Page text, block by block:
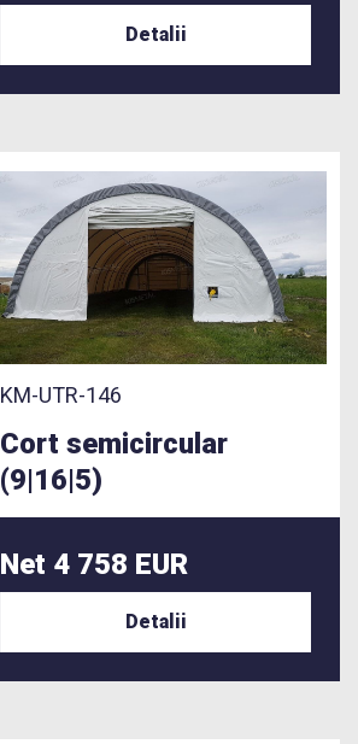
Detalii
KM-UTR-146
Cort semicircular
(9|16|5)
Net 4 758 EUR
Detalii